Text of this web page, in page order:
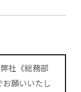
社《総務部
お願いいたし